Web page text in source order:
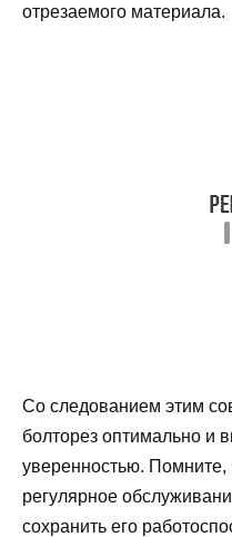
отрезаемого материала.
Со следованием этим
болторез оптимально и
уверенностью.
регулярное
сохранить его